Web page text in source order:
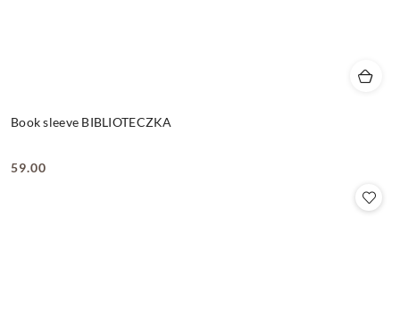
Book sleeve BIBLIOTECZKA
Cena:
59.00